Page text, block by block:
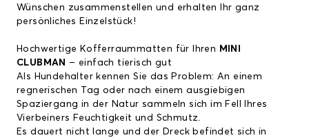
Wünschen zusammenstellen und erhalten Ihr ganz
persönliches Einzelstück!
Hochwertige Kofferraummatten für Ihren MINI
CLUBMAN – einfach tierisch gut
Als Hundehalter kennen Sie das Problem: An einem
regnerischen Tag oder nach einem ausgiebigen
Spaziergang in der Natur sammeln sich im Fell Ihres
Vierbeiners Feuchtigkeit und Schmutz.
Es dauert nicht lange und der Dreck befindet sich in